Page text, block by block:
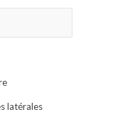
latérales